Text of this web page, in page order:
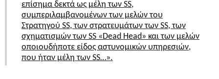
επίσημα δεκτά ως μέλη των SS,
συμπεριλαμβανομένων των μελών του
Στρατηγού SS, των στρατευμάτων των SS, των
σχηματισμών των SS «Dead Head» και των μελών
οποιουδήποτε είδος αστυνομικών υπηρεσιών,
που ήταν μέλη των SS…».